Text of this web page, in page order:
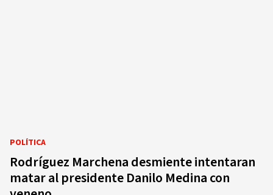
POLÍTICA
Rodríguez Marchena desmiente intentaran
matar al presidente Danilo Medina con